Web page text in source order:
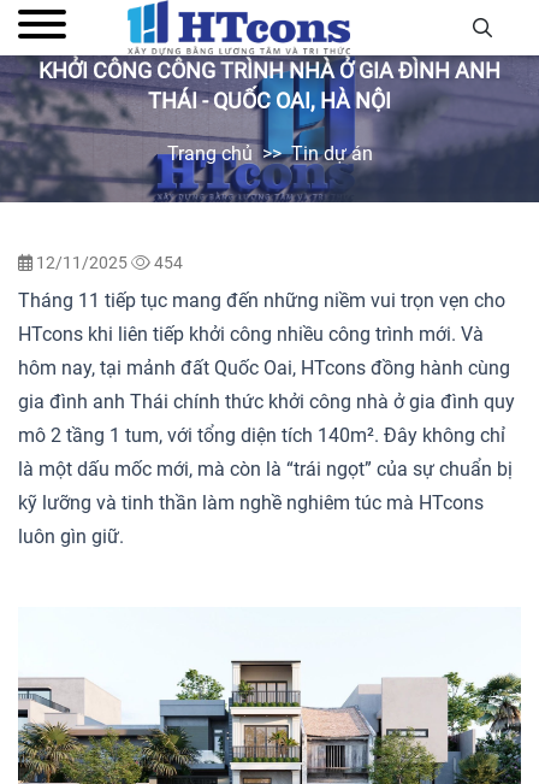
KHỞI CÔNG CÔNG TRÌNH NHÀ Ở GIA ĐÌNH ANH
THÁI - QUỐC OAI, HÀ NỘI
Trang chủ Tin dự án
12/11/2025 454
Tháng 11 tiếp tục mang đến những niềm vui trọn vẹn cho
HTcons khi liên tiếp khởi công nhiều công trình mới. Và
hôm nay, tại mảnh đất Quốc Oai, HTcons đồng hành cùng
gia đình anh Thái chính thức khởi công nhà ở gia đình quy
mô 2 tầng 1 tum, với tổng diện tích 140m². Đây không chỉ
là một dấu mốc mới, mà còn là “trái ngọt” của sự chuẩn bị
kỹ lưỡng và tinh thần làm nghề nghiêm túc mà HTcons
luôn gìn giữ.